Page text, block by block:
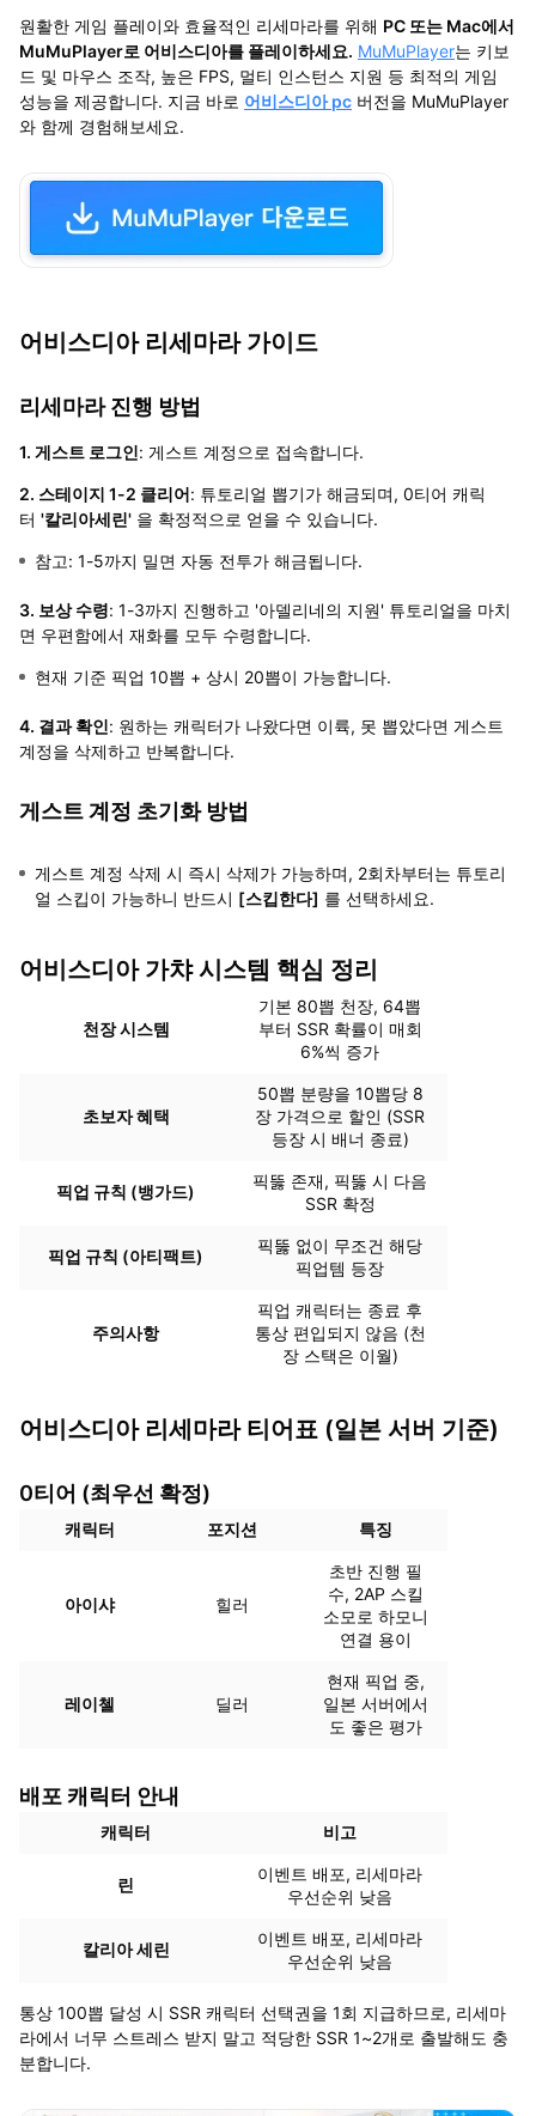
원활한 게임 플레이와 효율적인 리세마라를 위해 PC 또는 Mac에서
MuMuPlayer로 어비스디아를 플레이하세요. MuMuPlayer는 키보
드 및 마우스 조작, 높은 FPS, 멀티 인스턴스 지원 등 최적의 게임
성능을 제공합니다. 지금 바로 어비스디아 pc버전을 MuMuPlayer
와 함께 경험해보세요.
어비스디아 리세마라 가이드
리세마라 진행 방법
1. 게스트 로그인: 게스트 계정으로 접속합니다.
2. 스테이지 1-2 클리어: 튜토리얼 뽑기가 해금되며, 0티어 캐릭
터 '칼리아세린'을 확정적으로 얻을 수 있습니다.
참고: 1-5까지 밀면 자동 전투가 해금됩니다.
3. 보상 수령: 1-3까지 진행하고 '아델리네의 지원' 튜토리얼을 마치
면 우편함에서 재화를 모두 수령합니다.
현재 기준 픽업 10뽑 + 상시 20뽑이 가능합니다.
4. 결과 확인: 원하는 캐릭터가 나왔다면 이륙, 못 뽑았다면 게스트
계정을 삭제하고 반복합니다.
게스트 계정 초기화 방법
게스트 계정 삭제 시 즉시 삭제가 가능하며, 2회차부터는 튜토리
얼 스킵이 가능하니 반드시 [스킵한다] 를 선택하세요.
어비스디아 가챠 시스템 핵심 정리
천장 시스템
기본 80뽑 천장, 64뽑
부터 SSR 확률이 매회
6%씩 증가
초보자 혜택
50뽑 분량을 10뽑당 8
장 가격으로 할인 (SSR
등장 시 배너 종료)
픽업 규칙 (뱅가드)
픽뚫 존재, 픽뚫 시 다음
SSR 확정
픽업 규칙 (아티팩트)
픽뚫 없이 무조건 해당
픽업템 등장
주의사항
픽업 캐릭터는 종료 후
통상 편입되지 않음 (천
장 스택은 이월)
어비스디아 리세마라 티어표 (일본 서버 기준)
0티어 (최우선 확정)
캐릭터 포지션 특징
아이샤 힐러
초반 진행 필
수, 2AP 스킬
소모로 하모니
연결 용이
레이첼 딜러
현재 픽업 중,
일본 서버에서
도 좋은 평가
배포 캐릭터 안내
캐릭터 비고
린
이벤트 배포, 리세마라
우선순위 낮음
칼리아 세린
이벤트 배포, 리세마라
우선순위 낮음
통상 100뽑 달성 시 SSR 캐릭터 선택권을 1회 지급하므로, 리세마
라에서 너무 스트레스 받지 말고 적당한 SSR 1~2개로 출발해도 충
분합니다.